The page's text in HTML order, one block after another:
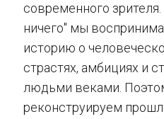
современного
ничего" мы
историю о
страстях, амбициях и
людьми веками.
реконструируем